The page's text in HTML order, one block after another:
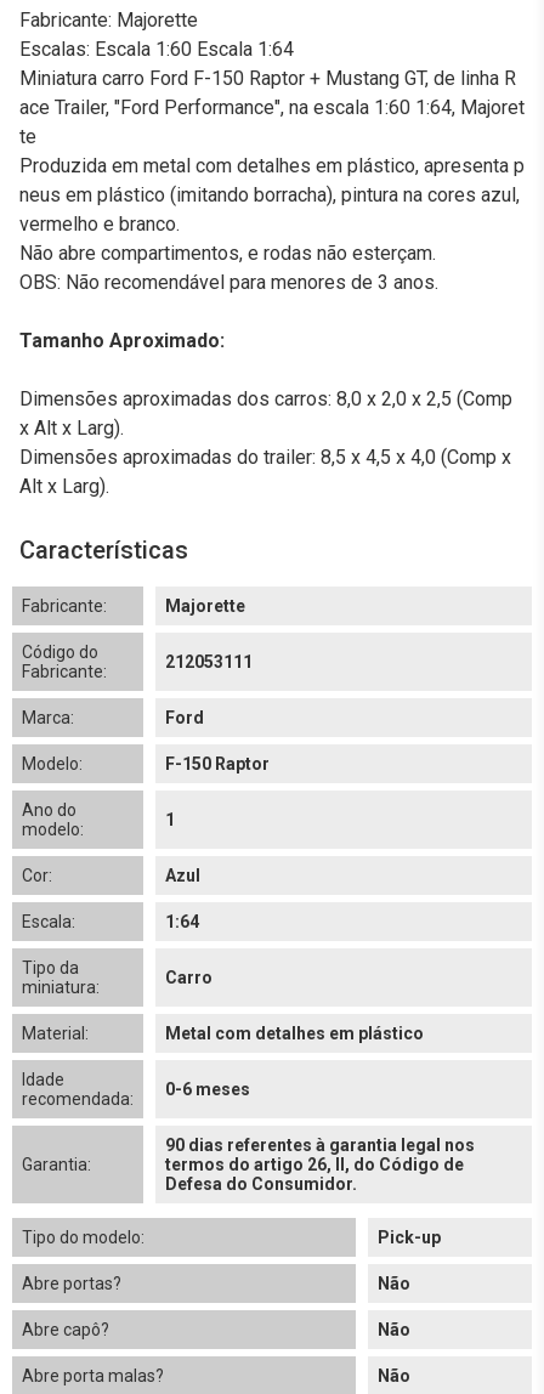
Fabricante: Majorette
Escalas: Escala 1:60 Escala 1:64
Miniatura carro Ford F-150 Raptor + Mustang GT, de linha R
ace Trailer, "Ford Performance", na escala 1:60 1:64, Majoret
te
Produzida em metal com detalhes em plástico, apresenta p
neus em plástico (imitando borracha), pintura na cores azul,
vermelho e branco.
Não abre compartimentos, e rodas não esterçam.
OBS: Não recomendável para menores de 3 anos.
Tamanho Aproximado:
Dimensões aproximadas dos carros: 8,0 x 2,0 x 2,5 (Comp
x Alt x Larg).
Dimensões aproximadas do trailer: 8,5 x 4,5 x 4,0 (Comp x
Alt x Larg).
Características
Fabricante: Majorette
Código do
Fabricante:
212053111
Marca: Ford
Modelo: F-150 Raptor
Ano do
modelo:
1
Cor: Azul
Escala: 1:64
Tipo da
miniatura:
Carro
Material: Metal com detalhes em plástico
Idade
recomendada:
0-6 meses
Garantia:
90 dias referentes à garantia legal nos
termos do artigo 26, II, do Código de
Defesa do Consumidor.
Tipo do modelo: Pick-up
Abre portas? Não
Abre capô? Não
Abre porta malas? Não